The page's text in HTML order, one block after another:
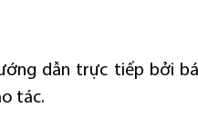
dẫn trực tiếp bởi
tác.